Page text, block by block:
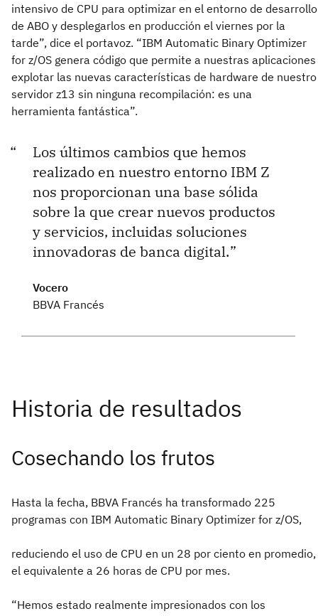
intensivo de CPU para optimizar en el entorno de desarrollo
de ABO y desplegarlos en producción el viernes por la
tarde”, dice el portavoz. “IBM Automatic Binary Optimizer
for z/OS genera código que permite a nuestras aplicaciones
explotar las nuevas características de hardware de nuestro
servidor z13 sin ninguna recompilación: es una
herramienta fantástica”.
Los últimos cambios que hemos
realizado en nuestro entorno IBM Z
nos proporcionan una base sólida
sobre la que crear nuevos productos
y servicios, incluidas soluciones
innovadoras de banca digital.
Vocero
BBVA Francés
Cosechando los frutos
Hasta la fecha, BBVA Francés ha transformado 225
programas con IBM Automatic Binary Optimizer for z/OS,
reduciendo el uso de CPU en un 28 por ciento en promedio,
el equivalente a 26 horas de CPU por mes.
“Hemos estado realmente impresionados con los